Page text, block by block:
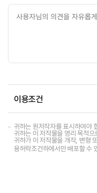
이용조건
귀하는 원저작자를 표시하여야
귀하는 이 저작물을 영리 목적
귀하가 이 저작물을 개작, 변형
용허락조건하에서만 배포할 수